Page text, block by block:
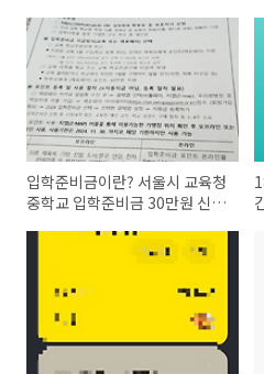
입학준비금이란? 서울시 교육청
중학교 입학준비금 30만원 신청